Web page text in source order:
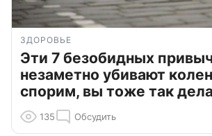
ЗДОРОВЬЕ
Эти 7 безобидных
незаметно убивают
спорим, вы тоже так
135 Обсудить